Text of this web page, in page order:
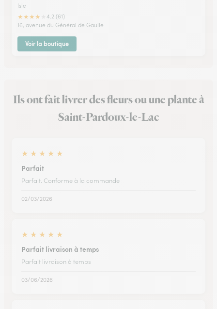
Isle
★★★★
4.2 (61)
16, avenue du Général de Gaulle
Voir la boutique
Ils ont fait livrer des fleurs ou une plante à
Saint-Pardoux-le-Lac
★ ★ ★ ★ ★
Parfait
Parfait. Conforme à la commande
02/03/2026
★ ★ ★ ★ ★
Parfait livraison à temps
Parfait livraison à temps
03/06/2026